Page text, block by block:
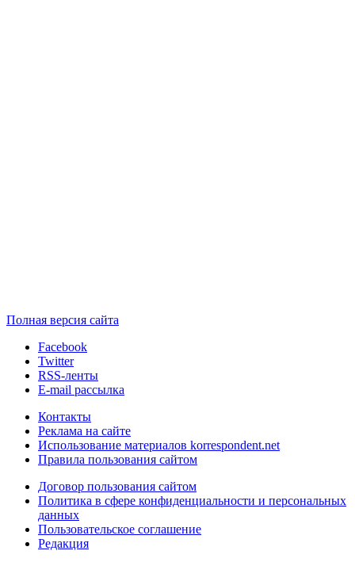
Полная версия сайта
Facebook
Twitter
RSS-ленты
E-mail рассылка
Контакты
Реклама на сайте
Использование материалов korrespondent.net
Правила пользования сайтом
Договор пользования сайтом
Политика в сфере конфиденциальности и персональных
данных
Пользовательское соглашение
Редакция